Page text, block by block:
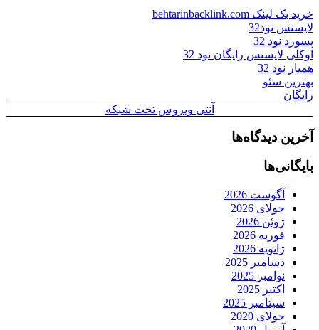
خرید بک لینک behtarinbacklink.com
لایسنس نود32
پسورد نود 32
اوکلی لایسنس رایگان نود 32
همیار نود 32
بهترین سئو
رایگان
آنتی ویروس تحت شبکه
آخرین دیدگاه‌ها
بایگانی‌ها
آگوست 2026
جولای 2026
ژوئن 2026
فوریه 2026
ژانویه 2026
دسامبر 2025
نوامبر 2025
اکتبر 2025
سپتامبر 2025
جولای 2020